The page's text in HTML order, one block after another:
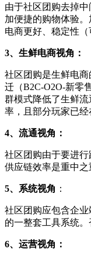
由于社区团购去掉中
加便捷的购物体验。
电商更好、稳定性（
3、生鲜电商视角：
社区团购是生鲜电
迁（B2C-O2O-新零
群模式降低了生鲜
率，且部分玩家已经
4、流通视角：
社区团购由于要进行
供应链效率是重中之
5、系统视角 ：
社区团购应包含企业
的一整套工具系统。
6、运营视角：